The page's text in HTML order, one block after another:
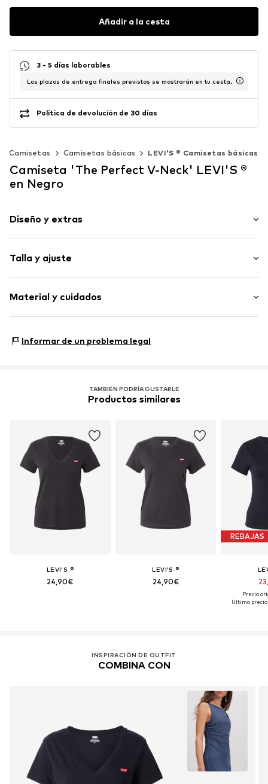
Añadir a la cesta
3 - 5 días laborables
Los plazos de entrega finales previstos se mostrarán en tu cesta.
Política de devolución de 30 días
Camisetas Camisetas básicas LEVI'S ® Camisetas básicas
Camiseta 'The Perfect V-Neck' LEVI'S ®
en Negro
Diseño y extras
Jersey
Cuello en V
Bordado
Dobladillo recto
Talla y ajuste
Longitud: Normal
Ajuste: Ajuste regular
Guía de tallas
Material y cuidados
No utilizar lejía
Secado a baja temperatura
Informar de un problema legal
TAMBIÉN PODRÍA GUSTARLE
Productos similares
LEVI'S ®
24,90€
LEVI'S ®
24,90€
REBAJAS
Precio
Último precio
INSPIRACIÓN DE OUTFIT
COMBINA CON